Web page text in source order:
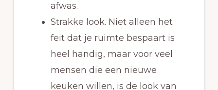
afwas.
Strakke look. Niet alleen het
feit dat je ruimte bespaart is
heel handig, maar voor veel
mensen die een nieuwe
keuken willen, is de look van